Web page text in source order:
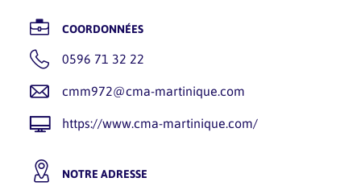
COORDONNÉES
0596 71 32 22
cmm972@cma-martinique.com
https://www.cma-martinique.com/
NOTRE ADRESSE